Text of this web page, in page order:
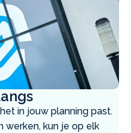
in jouw planning past.
werken, kun je op elk